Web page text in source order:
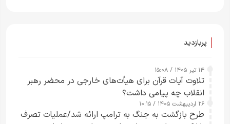
پربازدید
۱۴ تیر ۱۴۰۵ / ۱۵:۰۸
تلاوت آیات قرآن برای هیأت‌های خارجی در محضر رهبر
انقلاب چه پیامی داشت؟
۲۶ اردیبهشت ۱۴۰۵ / ۱۰:۱۵
طرح‌ بازگشت به جنگ به ترامپ ارائه شد/عملیات تصرف